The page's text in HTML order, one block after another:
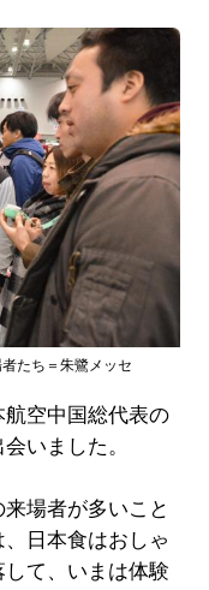
たち＝朱鷺メッセ
空中国総代表の
いました。
場者が多いこと
日本食はおしゃ
て、いまは体験